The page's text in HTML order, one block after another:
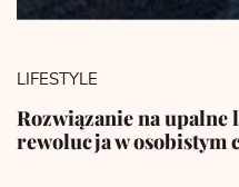
LIFESTYLE
Rozwiązanie na
rewolucja w osobistym